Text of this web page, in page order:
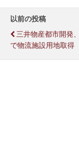
以前の投稿
三井物産都市開発
で物流施設用地取得